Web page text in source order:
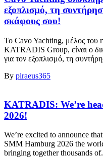
εξοπλισμό, τη
σκάφους σου!
Το Cavo Yachting, μέλος του
KATRADIS Group, είναι ο
για τον εξοπλισμό, τη
By piraeus365
KATRADIS: We’re
2026!
We’re excited to announce
SMM Hamburg 2026 the
bringing together thousands